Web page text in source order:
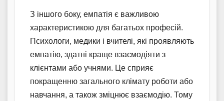
З іншого боку, емпатія є важливою
характеристикою для багатьох професій.
Психологи, медики і вчителі, які проявляють
емпатію, здатні краще взаємодіяти з
клієнтами або учнями. Це сприяє
покращенню загального клімату роботи або
навчання, а також зміцнює взаємодію. Тому